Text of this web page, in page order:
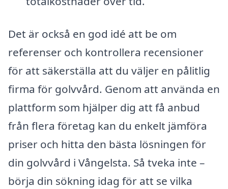
Det är också en god idé att be om
referenser och kontrollera recensioner
för att säkerställa att du väljer en pålitlig
firma för golvvård. Genom att använda en
plattform som hjälper dig att få anbud
från flera företag kan du enkelt jämföra
priser och hitta den bästa lösningen för
din golvvård i Vångelsta. Så tveka inte –
börja din sökning idag för att se vilka